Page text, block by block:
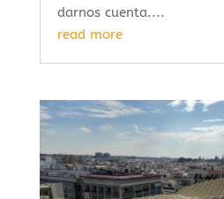
darnos cuenta....
read more